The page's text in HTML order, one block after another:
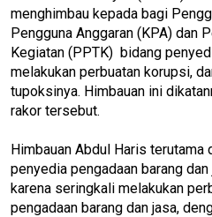
menghimbau kepada bagi
Pengguna Anggaran (KPA) dan
Kegiatan (PPTK) bidang
melakukan perbuatan korupsi,
tupoksinya. Himbauan ini
rakor tersebut.
Himbauan Abdul Haris terutama
penyedia pengadaan barang
karena seringkali melakukan
pengadaan barang dan jasa,